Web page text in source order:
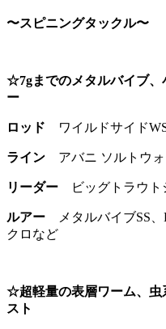
〜スピニングタックル〜
☆7gまでのメタルバイブ、
ー
ロッド ワイルドサイド
ライン アバニ ソルトウォ
リーダー ビッグトラウ
ルアー
メタルバイブSS
クロなど
☆超軽量の表層ワーム、虫
スト